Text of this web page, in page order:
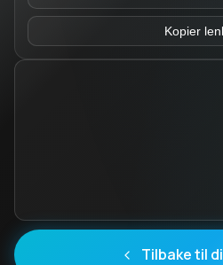
Kopier
Tilbake til